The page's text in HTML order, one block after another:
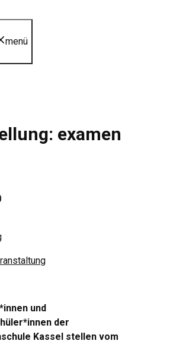
menü
examen
und
der
Kassel stellen vom